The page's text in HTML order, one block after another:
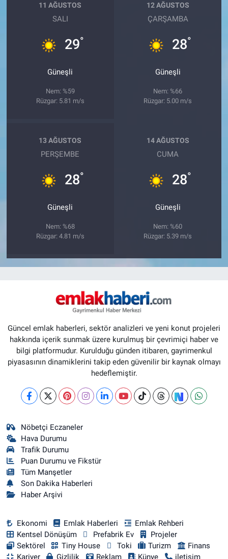
11 AĞUSTOS
SALI
29°
Güneşli
Nem: %59
Rüzgar: 5.81 m/s
12 AĞUSTOS
ÇARŞAMBA
28°
Güneşli
Nem: %66
Rüzgar: 5.00 m/s
13 AĞUSTOS
PERŞEMBE
28°
Güneşli
Nem: %68
Rüzgar: 4.81 m/s
14 AĞUSTOS
CUMA
28°
Güneşli
Nem: %60
Rüzgar: 5.39 m/s
Güncel emlak haberleri, sektör analizleri ve yeni konut projeleri
hakkında içerik sunmak üzere kurulmuş bir çevrimiçi haber ve
bilgi platformudur. Kurulduğu günden itibaren, gayrimenkul
piyasasının dinamiklerini takip eden güvenilir bir kaynak olmayı
hedeflemiştir.
Nöbetçi Eczaneler
Hava Durumu
Trafik Durumu
Puan Durumu ve Fikstür
Tüm Manşetler
Son Dakika Haberleri
Haber Arşivi
Ekonomi Emlak Haberleri
Emlak Rehberi
Kentsel Dönüşüm
Prefabrik Ev
Projeler
Sektörel
Tiny House Toki Turizm
Finans
Kariyer
Gizlilik Reklam Künye iletişim